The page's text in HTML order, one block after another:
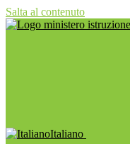
Salta al contenuto
Italiano